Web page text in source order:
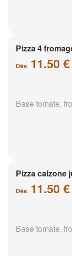
Pizza 4
Dès 11.50 €
Base tomate,
Pizza calzone
Dès 11.50 €
Base tomate,